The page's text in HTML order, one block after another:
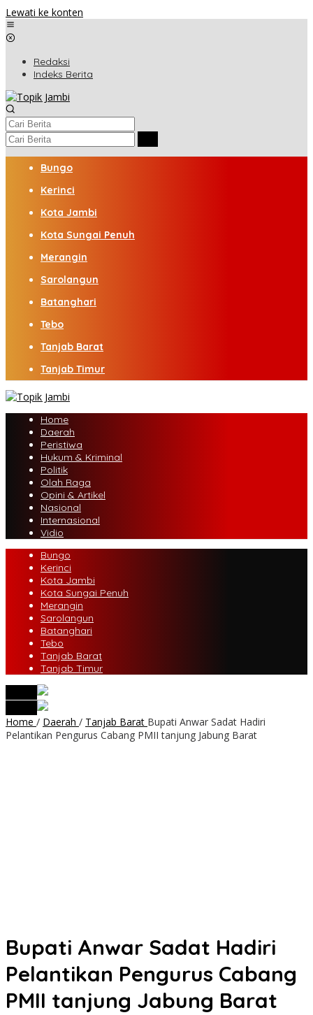
Lewati ke konten
Redaksi
Indeks Berita
Bungo
Kerinci
Kota Jambi
Kota Sungai Penuh
Merangin
Sarolangun
Batanghari
Tebo
Tanjab Barat
Tanjab Timur
Home
Daerah
Peristiwa
Hukum & Kriminal
Politik
Olah Raga
Opini & Artikel
Nasional
Internasional
Vidio
Bungo
Kerinci
Kota Jambi
Kota Sungai Penuh
Merangin
Sarolangun
Batanghari
Tebo
Tanjab Barat
Tanjab Timur
Home / Daerah / Tanjab Barat Bupati Anwar Sadat Hadiri
Pelantikan Pengurus Cabang PMII tanjung Jabung Barat
Bupati Anwar Sadat Hadiri
Pelantikan Pengurus Cabang
PMII tanjung Jabung Barat